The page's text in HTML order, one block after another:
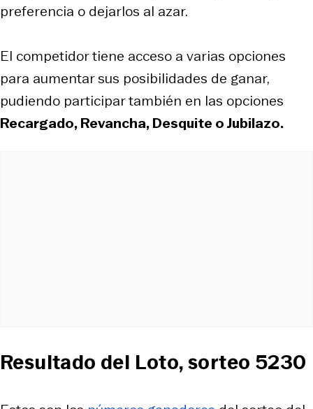
preferencia o dejarlos al azar.
El competidor tiene acceso a varias opciones
para aumentar sus posibilidades de ganar,
pudiendo participar también en las opciones
Recargado, Revancha, Desquite o Jubilazo.
Resultado del Loto, sorteo 5230